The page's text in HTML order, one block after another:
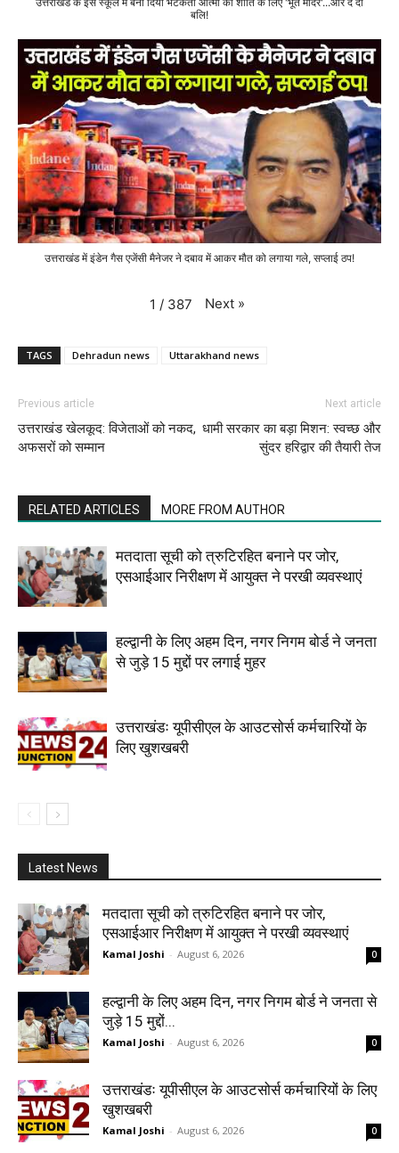
बलि!
उत्तराखंड में इंडेन गैस एजेंसी मैनेजर ने दबाव में आकर मौत को लगाया गले, सप्लाई ठप!
1 / 387 Next »
TAGS Dehradun news Uttarakhand news
Previous article
उत्तराखंड खेलकूद: विजेताओं को नकद,
अफसरों को सम्मान
Next article
धामी सरकार का बड़ा मिशन: स्वच्छ और
सुंदर हरिद्वार की तैयारी तेज
RELATED ARTICLES MORE FROM AUTHOR
मतदाता सूची को त्रुटिरहित बनाने पर जोर,
एसआईआर निरीक्षण में आयुक्त ने परखी व्यवस्थाएं
हल्द्वानी के लिए अहम दिन, नगर निगम बोर्ड ने जनता
से जुड़े 15 मुद्दों पर लगाई मुहर
उत्तराखंडः यूपीसीएल के आउटसोर्स कर्मचारियों के
लिए खुशखबरी
Latest News
मतदाता सूची को त्रुटिरहित बनाने पर जोर,
एसआईआर निरीक्षण में आयुक्त ने परखी व्यवस्थाएं
Kamal Joshi - August 6, 2026 0
हल्द्वानी के लिए अहम दिन, नगर निगम बोर्ड ने जनता से
जुड़े 15 मुद्दों...
Kamal Joshi - August 6, 2026 0
उत्तराखंडः यूपीसीएल के आउटसोर्स कर्मचारियों के लिए
खुशखबरी
Kamal Joshi - August 6, 2026 0